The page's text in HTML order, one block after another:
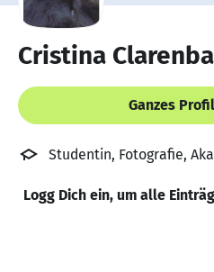
Cristina
Ganzes
Studentin, Fotografie,
Logg Dich ein, um alle